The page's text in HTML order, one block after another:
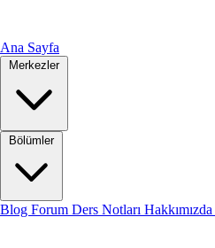
Ana Sayfa
Merkezler
Bölümler
Blog Forum Ders Notları Hakkımızda